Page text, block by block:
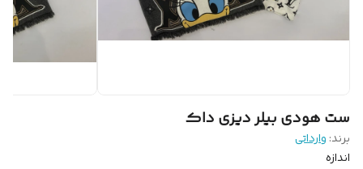
ست هودی بیلر دیزی داک
برند: وارداتی
اندازه